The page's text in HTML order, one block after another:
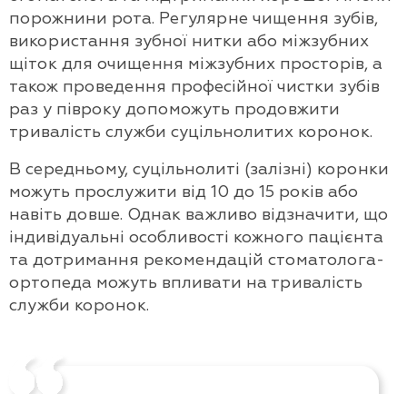
порожнини рота. Регулярне чищення зубів,
використання зубної нитки або міжзубних
щіток для очищення міжзубних просторів, а
також проведення професійної чистки зубів
раз у півроку допоможуть продовжити
тривалість служби суцільнолитих коронок.
В середньому, суцільнолиті (залізні) коронки
можуть прослужити від 10 до 15 років або
навіть довше. Однак важливо відзначити, що
індивідуальні особливості кожного пацієнта
та дотримання рекомендацій стоматолога-
ортопеда можуть впливати на тривалість
служби коронок.